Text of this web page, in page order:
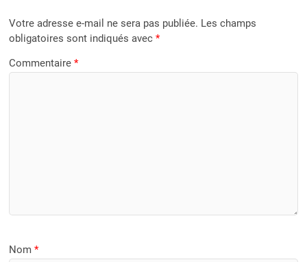
Votre adresse e-mail ne sera pas publiée. Les champs
obligatoires sont indiqués avec*
Commentaire*
Nom*